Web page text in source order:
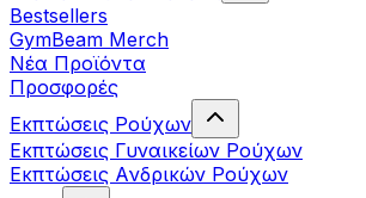
Bestsellers
GymBeam Merch
Νέα Προϊόντα
Προσφορές
Εκπτώσεις Ρούχων
Εκπτώσεις Γυναικείων Ρούχων
Εκπτώσεις Aνδρικών Ρούχων